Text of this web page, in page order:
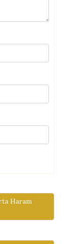
Haram